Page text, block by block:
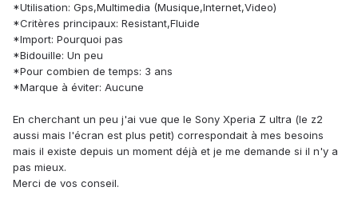
*Utilisation: Gps,Multimedia (Musique,Internet,Video)
*Critères principaux: Resistant,Fluide
*Import: Pourquoi pas
*Bidouille: Un peu
*Pour combien de temps: 3 ans
*Marque à éviter: Aucune
En cherchant un peu j'ai vue que le Sony Xperia Z ultra (le z2
aussi mais l'écran est plus petit) correspondait à mes besoins
mais il existe depuis un moment déjà et je me demande si il n'y a
pas mieux.
Merci de vos conseil.